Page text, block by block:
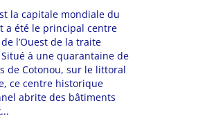
la capitale mondiale du
a été le principal centre
l’Ouest de la traite
à une quarantaine de
de Cotonou, sur le littoral
ce centre historique
abrite des bâtiments